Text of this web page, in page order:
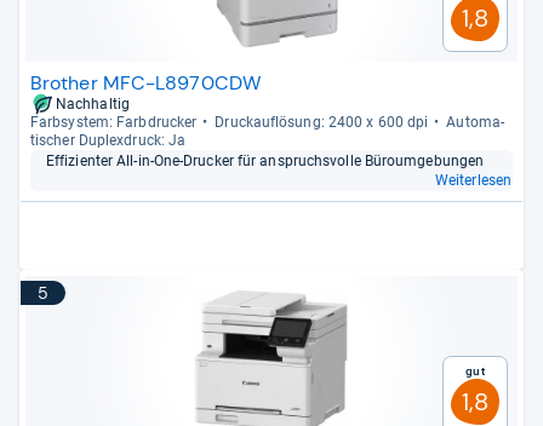
1,8
Brother MFC-L8970CDW
Nachhaltig
Farb­sys­tem: Farb­dru­cker
Druck­auf­lö­sung: 2400 x 600 dpi
Auto­ma­
ti­scher Duplex­druck: Ja
Effi­zi­en­ter All-​in-​One-​Dru­cker für anspruchs­volle Büroum­ge­bun­gen
Weiterlesen
5
Gut
1,8